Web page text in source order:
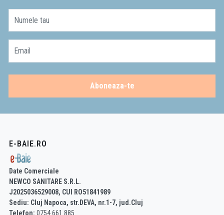
Numele tau
Email
Aboneaza-te
E-BAIE.RO
Date Comerciale
NEWCO SANITARE S.R.L.
J2025036529008, CUI RO51841989
Sediu: Cluj Napoca, str.DEVA, nr.1-7, jud.Cluj
Telefon: 0754 661 885